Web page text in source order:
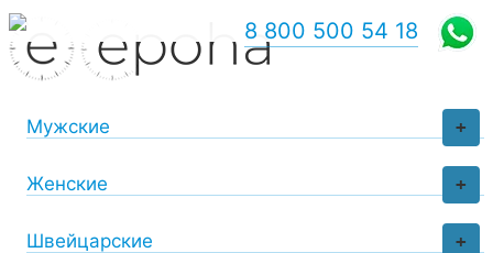
+
Мужские
+
Женские
+
Швейцарские
8 800 500 54 18